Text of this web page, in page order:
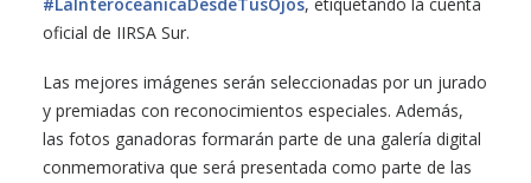
oficial de IIRSA Sur.
Las mejores imágenes serán seleccionadas por un jurado
y premiadas con reconocimientos especiales. Además,
las fotos ganadoras formarán parte de una galería digital
conmemorativa que será presentada como parte de las